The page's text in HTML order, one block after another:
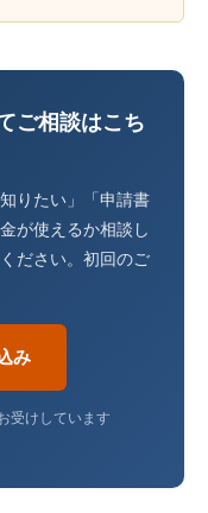
ご相談はこち
りたい」「申請書
が使えるか相談し
ださい。初回のご
み
受けしています